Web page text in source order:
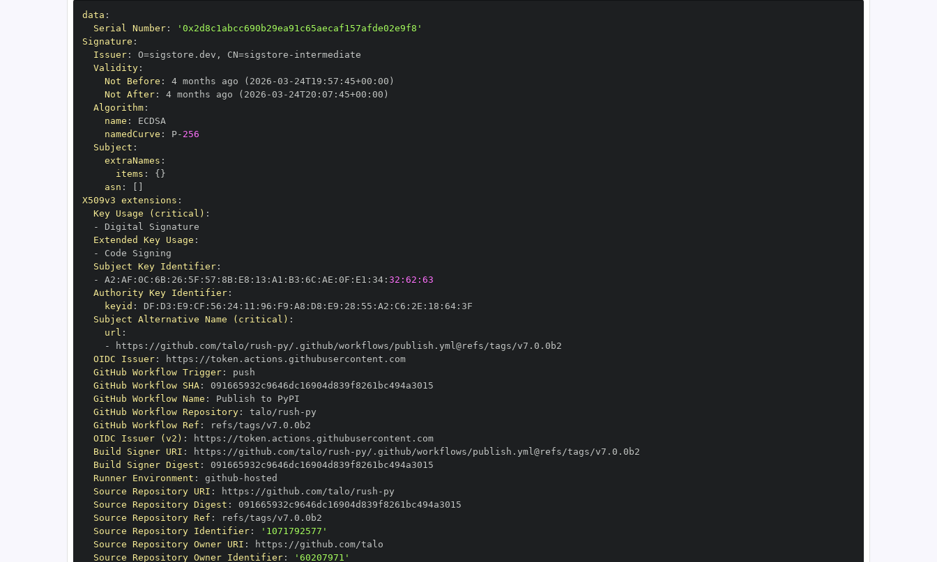
data :
Serial Number:
'0x2d8c1abcc690b29ea91c65aecaf157afde02e9f8'
Signature :
Issuer: O=sigstore.dev , CN=sigstore -
Validity:
Not Before : 4 months ago (2026 -03 - 24T19 : 57 : 45+00 :
Not After: 4 months ago (2026 -03 - 24T20 : 07 : 45+00 :
Algorithm:
name :
namedCurve : P- 256
Subject :
extraNames :
items : { }
asn :
X509v3 extensions :
Key Usage (critical) :
-
Extended Key Usage :
-
Subject Key Identifier:
-
A2 : AF : 0C : 6B: 26 : 5F : 57 : 8B: E8 : 13 : A1 : B3 : 6C : AE : 0F : E1 : 34: 32:62:63
Authority Key Identifier:
keyid : DF : D3 : E9 : CF : 56 : 24: 11 : 96 : F9 : A8 : D8 : E9 : 28 : 55 : A2 : C6 : 2E : 18 : 64:
Subject Alternative Name (critical) :
url :
-
https : //github.com/talo/rush -
OIDC Issuer: https :
//token.actions.githubusercontent.com
GitHub Workflow Trigger:
GitHub Workflow SHA:
GitHub Workflow Name :
GitHub Workflow Repository: talo/rush -
GitHub Workflow Ref :
OIDC Issuer (v2) : https :
//token.actions.githubusercontent.com
Build Signer URI : https : //github.com/talo/rush -
Build Signer Digest :
Runner Environment : github -
Source Repository URI : https : //github.com/talo/rush -
Source Repository Digest :
Source Repository Ref :
Source Repository Identifier:
'1071792577'
Source Repository Owner URI : https :
Source Repository Owner Identifier: '60207971'